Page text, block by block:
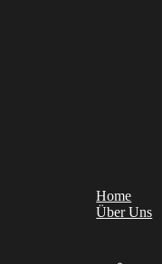
Home
Über Uns